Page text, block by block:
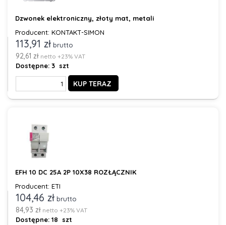
Dzwonek elektroniczny, złoty mat, metali
Producent: KONTAKT-SIMON
113,91 zł brutto
92,61 zł netto +23% VAT
Dostępne: 3 szt
KUP TERAZ
EFH 10 DC 25A 2P 10X38 ROZŁĄCZNIK
Producent: ETI
104,46 zł brutto
84,93 zł netto +23% VAT
Dostępne: 18 szt